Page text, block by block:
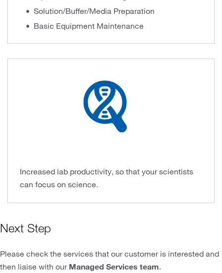
Solution/Buffer/Media Preparation
Basic Equipment Maintenance
Increased lab productivity, so that your scientists
can focus on science.
Next Step
Please check the services that our customer is interested and
then liaise with our Managed Services team.